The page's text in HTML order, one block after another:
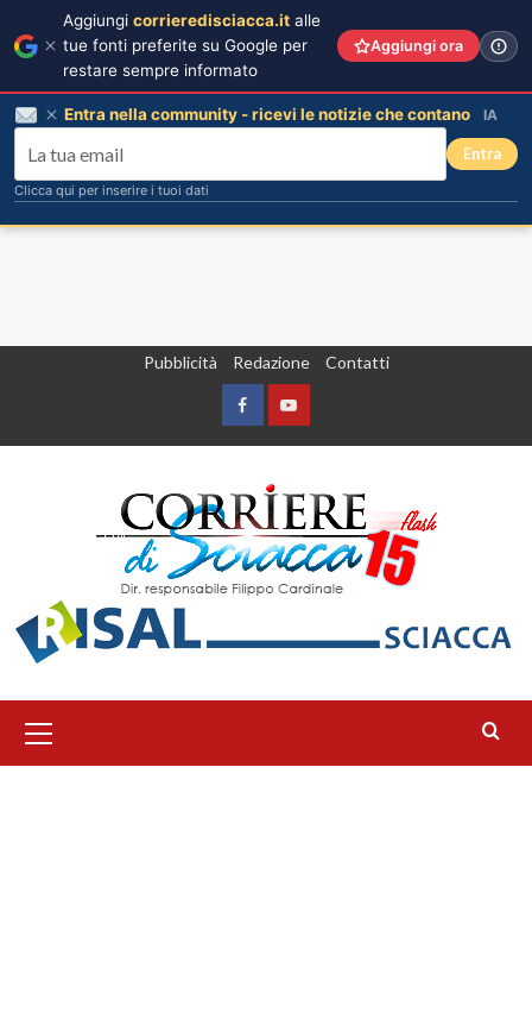
Pubblicità Redazione Contatti
FacebookYountube
principale
Aggiungi corrieredisciacca.it alle
tue fonti preferite su Google per
restare sempre informato
Aggiungi ora
Entra nella community - ricevi le notizie che contano IA
Entra
Clicca qui per inserire i tuoi dati